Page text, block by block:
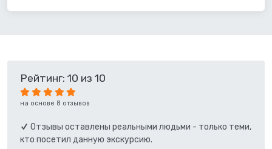
Рейтинг: 10 из 10
на основе 8 отзывов
Отзывы оставлены реальными людьми - только теми,
кто посетил данную экскурсию.